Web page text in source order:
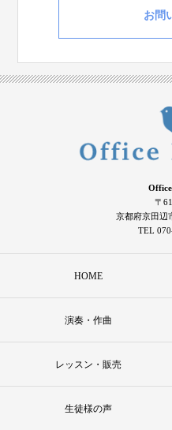
お問
〒
京都府京田辺
TEL
HOME
演奏・作曲
レッスン・販売
生徒様の声